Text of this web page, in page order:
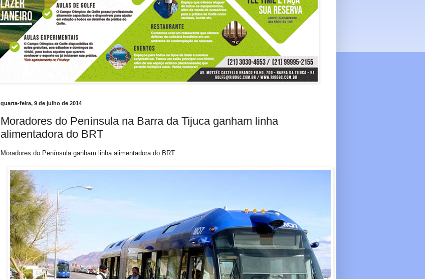
quarta-feira, 9 de julho de 2014
Moradores do Península na Barra da Tijuca ganham linha
alimentadora do BRT
Moradores do Península ganham linha alimentadora do BRT